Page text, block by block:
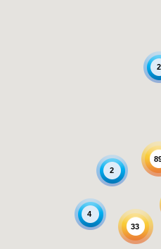
33
4
2
2